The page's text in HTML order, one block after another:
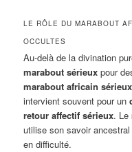
LE RÔLE DU MARABOUT
OCCULTES
Au-delà de la divination
marabout sérieux pour
marabout africain sérieux
intervient souvent pour un
retour affectif sérieux. Le
utilise son savoir
en difficulté.